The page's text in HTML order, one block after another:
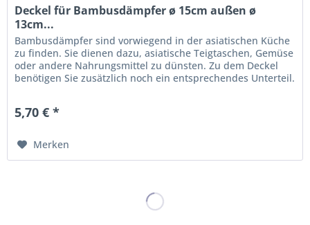
Deckel für Bambusdämpfer ø 15cm außen ø
13cm...
Bambusdämpfer sind vorwiegend in der asiatischen Küche
zu finden. Sie dienen dazu, asiatische Teigtaschen, Gemüse
oder andere Nahrungsmittel zu dünsten. Zu dem Deckel
benötigen Sie zusätzlich noch ein entsprechendes Unterteil.
5,70 € *
Merken